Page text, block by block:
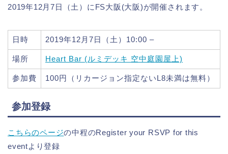
2019年12月7日（土）にFS大阪(大阪)が開催されます。
日時 2019年12月7日（土）10:00 –
場所 Heart Bar (ルミデッキ 空中庭園屋上)
参加費 100円（リカージョン指定ないL8未満は無料）
参加登録
こちらのページの中程のRegister your RSVP for this
eventより登録